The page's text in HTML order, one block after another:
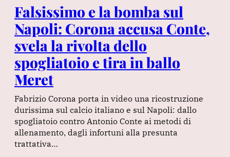
Falsissimo e la bomba sul
Napoli: Corona accusa Conte,
svela la rivolta dello
spogliatoio e tira in ballo
Meret
Fabrizio Corona porta in video una ricostruzione
durissima sul calcio italiano e sul Napoli: dallo
spogliatoio contro Antonio Conte ai metodi di
allenamento, dagli infortuni alla presunta
trattativa…